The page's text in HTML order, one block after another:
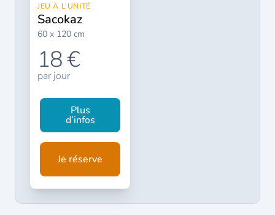
JEU À L’UNITÉ
sacokaz
60 x 120 cm
18 €
par jour
Plus
d’infos
Je réserve